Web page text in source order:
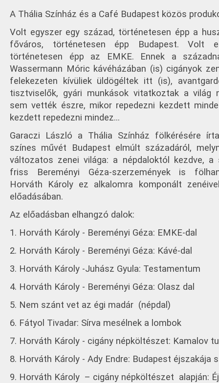
A Thália Színház és a Café Budapest közös
Volt egyszer egy század, történetesen épp a
főváros, történetesen épp Budapest. Volt
történetesen épp az EMKE. Ennek a
Wassermann Móric kávéházában (is) cigányok
felekezeten kívüliek üldögéltek itt (is),
tisztviselők, gyári munkások vitatkoztak a világ
sem vették észre, mikor repedezni kezdett
kezdett repedezni mindez…
Garaczi László a Thália Színház fölkérésére
színes művét Budapest elmúlt századáról,
változatos zenei világa: a népdaloktól kezdve, a
friss Bereményi Géza-szerzemények is
Horváth Károly ez alkalomra komponált
előadásában.
Az előadásban elhangzó dalok:
1. Horváth Károly - Bereményi Géza: EMKE-dal
2. Horváth Károly - Bereményi Géza: Kávé-dal
3. Horváth Károly -Juhász Gyula: Testamentum
4. Horváth Károly - Bereményi Géza: Olasz dal
5. Nem szánt vet az égi madár (népdal)
6. Fátyol Tivadar: Sírva mesélnek a lombok
7. Horváth Károly - cigány népköltészet: Kamalov
8. Horváth Károly - Ady Endre: Budapest éjszakája
9. Horváth Károly – cigány népköltészet alapján: